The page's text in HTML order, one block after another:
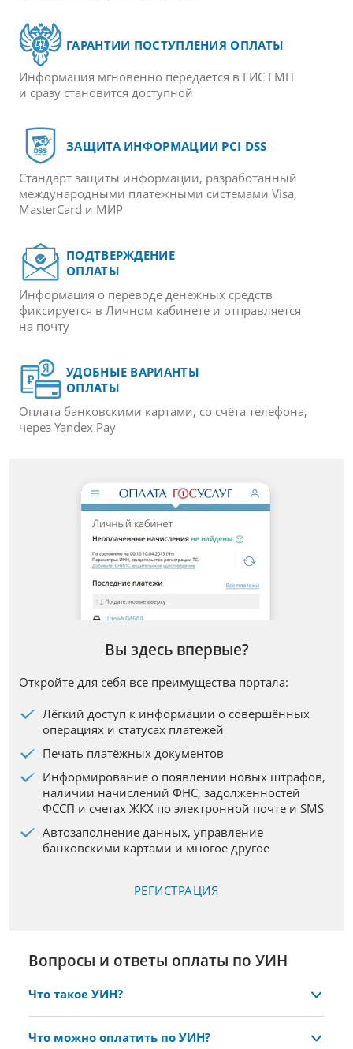
ГАРАНТИИ ПОСТУПЛЕНИЯ ОПЛАТЫ
Информация мгновенно передается в ГИС ГМП
и сразу становится доступной
ЗАЩИТА ИНФОРМАЦИИ PCI DSS
Стандарт защиты информации, разработанный
международными платежными системами Visa,
MasterCard и МИР
ПОДТВЕРЖДЕНИЕ
ОПЛАТЫ
Информация о переводе денежных средств
фиксируется в Личном кабинете и отправляется
на почту
УДОБНЫЕ ВАРИАНТЫ
ОПЛАТЫ
Оплата банковскими картами, со счёта телефона,
через Yandex Pay
Вы здесь впервые?
Откройте для себя все преимущества портала:
Лёгкий доступ к информации о совершённых
операциях и статусах платежей
Печать платёжных документов
Информирование о появлении новых штрафов,
наличии начислений ФНС, задолженностей
ФССП и счетах ЖКХ по электронной почте и SMS
Автозаполнение данных, управление
банковскими картами и многое другое
РЕГИСТРАЦИЯ
Вопросы и ответы оплаты по УИН
Что такое УИН?
УИН, или уникальный идентификатор
начисления, 20 или 25-значный числовой
Что можно оплатить по УИН?